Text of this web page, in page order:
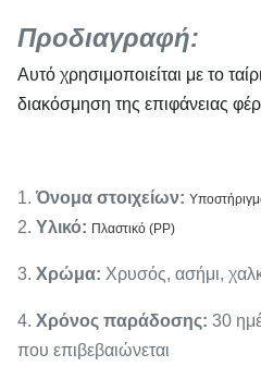
Προδιαγραφή:
Αυτό χρησιμοποιείται με το
διακόσμηση της επιφάνειας
1. Όνομα στοιχείων:
2. Υλικό: Πλαστικό (PP)
3. Χρώμα: Χρυσός, ασήμι,
4. Χρόνος παράδοσης: 30
που επιβεβαιώνεται